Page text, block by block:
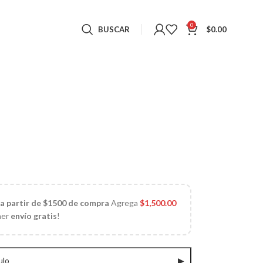
BUSCAR 0 $0.00
partir de $1500 de compra Agrega$1,500.00
envío gratis!
▶